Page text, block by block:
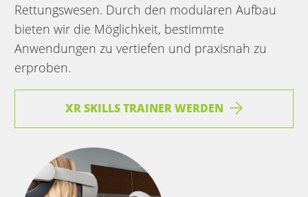
Rettungswesen. Durch den modularen Aufbau
bieten wir die Möglichkeit, bestimmte
Anwendungen zu vertiefen und praxisnah zu
erproben.
XR SKILLS TRAINER WERDEN